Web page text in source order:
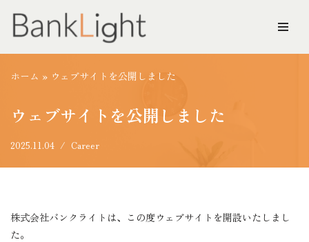
コ
ン
テ
ツ
へ
ス
ホーム » ウェブサイトを公開しました
ウェブサイトを公開しました
2025.11.04 Career
株式会社バンクライトは、この度ウェブサイトを開設いたしまし
た。